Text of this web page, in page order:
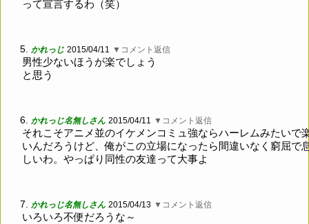
って宣言するわ（笑）
5. かれっじ 2015/04/11 ▼コメント返信
男性少ないほうが楽でしょう
と思う
6. かれっじ名無しさん 2015/04/11 ▼コメント返信
それこそアニメ並のイケメンコミュ強ならハーレムみたいで
いんだろうけど、俺がこの立場になったら間違いなく窮屈で
しいわ。やっぱり同性の友達って大事よ
7. かれっじ名無しさん 2015/04/13 ▼コメント返信
いろいろ不便だろうな～